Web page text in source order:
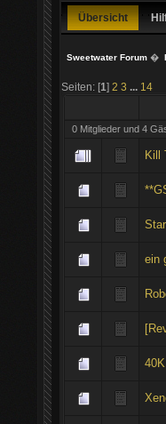
Übersicht
Sweetwater Forum �
Seiten: [1] 2 3
14
0 Mitglieder und 4
Kill
ein